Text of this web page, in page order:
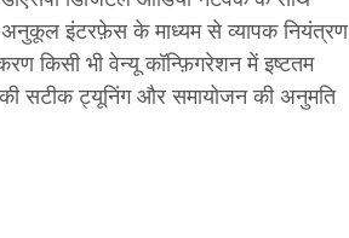
अनुकूल इंटरफ़ेस के माध्यम से व्यापक नियंत्रण
किसी भी वेन्यू कॉन्फ़िगरेशन में इष्टतम
की सटीक ट्यूनिंग और समायोजन की अनुमति